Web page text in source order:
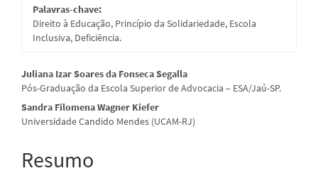
Palavras-chave:
Direito à Educação, Princípio da Solidariedade, Escola
Inclusiva, Deficiência.
Conteúdo
do
artigo
principal
Juliana Izar Soares da Fonseca Segalla
Pós-Graduação da Escola Superior de Advocacia – ESA/Jaú-SP.
Sandra Filomena Wagner Kiefer
Universidade Candido Mendes (UCAM-RJ)
Resumo